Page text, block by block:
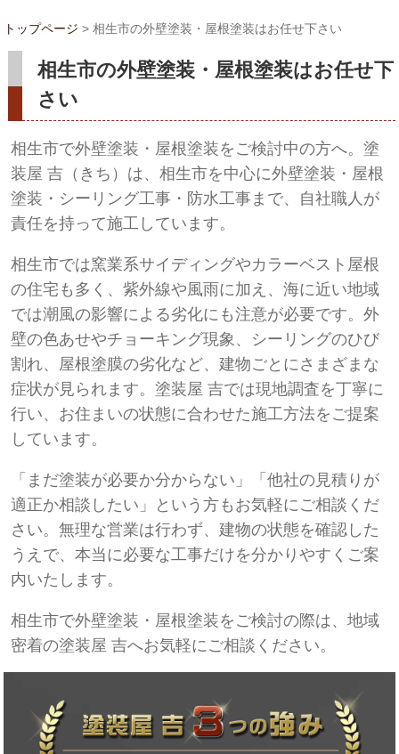
トップページ > 相生市の外壁塗装・屋根塗装はお任せ下さい
相生市の外壁塗装・屋根塗装はお任せ下
さい
相生市で外壁塗装・屋根塗装をご検討中の方へ。塗
装屋 吉（きち）は、相生市を中心に外壁塗装・屋根
塗装・シーリング工事・防水工事まで、自社職人が
責任を持って施工しています。
相生市では窯業系サイディングやカラーベスト屋根
の住宅も多く、紫外線や風雨に加え、海に近い地域
では潮風の影響による劣化にも注意が必要です。外
壁の色あせやチョーキング現象、シーリングのひび
割れ、屋根塗膜の劣化など、建物ごとにさまざまな
症状が見られます。塗装屋 吉では現地調査を丁寧に
行い、お住まいの状態に合わせた施工方法をご提案
しています。
「まだ塗装が必要か分からない」「他社の見積りが
適正か相談したい」という方もお気軽にご相談くだ
さい。無理な営業は行わず、建物の状態を確認した
うえで、本当に必要な工事だけを分かりやすくご案
内いたします。
相生市で外壁塗装・屋根塗装をご検討の際は、地域
密着の塗装屋 吉へお気軽にご相談ください。